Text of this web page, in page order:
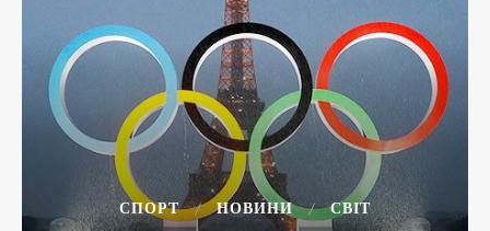
CПОРТ НОВИНИ СВІТ